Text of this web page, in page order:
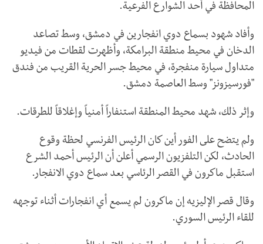
المحافظة في أحد الشوارع الفرعية.
وأفاد شهود بسماع دوي انفجارين في دمشق، وسط تصاعد
الدخان في محيط منطقة البرامكة، وأظهرت لقطات من فيديو
متداول سيارة منفجرة، في محيط جسر الحرية القريب من فندق
"فورسيزونز" وسط العاصمة دمشق.
وإثر ذلك، شهد محيط المنطقة استنفاراً أمنياً وإغلاقاً للطرقات.
ولم يتضح على الفور أين كان الرئيس الفرنسي لحظة وقوع
الحادث، لكن التلفزيون الرسمي أعلن أن الرئيس أحمد الشرع
استقبل ماكرون في القصر الرئاسي بعد سماع دوي الانفجار.
وقال قصر الإليزيه إن ماكرون لم يسمع أي انفجارات أثناء توجهه
للقاء الرئيس السوري.